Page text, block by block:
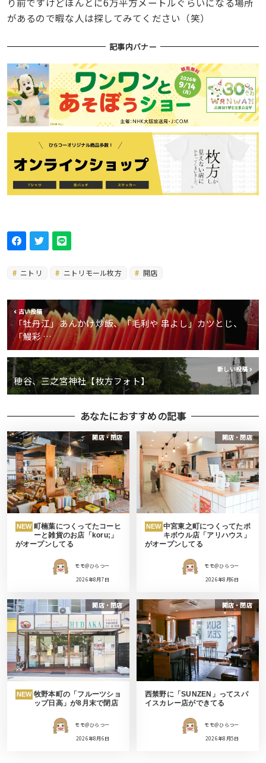
があるので暇な人は探してみてください（笑）
記事内バナー
ニトリ ニトリモール枚方 開店
古い投稿
「牡丹江」あんかけ炒飯、「毛利や 串よし」カツとじ、
「鰻彩 …
新しい投稿
穂谷、三之宮神社【枚方フォト】
あなたにおすすめの記事
開店・閉店
NEW 町楠葉につくってたコーヒ
ーと雑貨のお店「koru;」
がオープンしてる
モモ＠ひらつー
2026年8月7日
開店・閉店
NEW 中宮東之町につくってたポ
キボウル店「アリハウス」
がオープンしてる
モモ＠ひらつー
2026年8月6日
開店・閉店
NEW 牧野本町の「フルーツショ
ップ日高」が8月末で閉店
モモ＠ひらつー
2026年8月6日
開店・閉店
西禁野に「SUNZEN」ってスパ
イスカレー店ができてる
モモ＠ひらつー
2026年8月5日